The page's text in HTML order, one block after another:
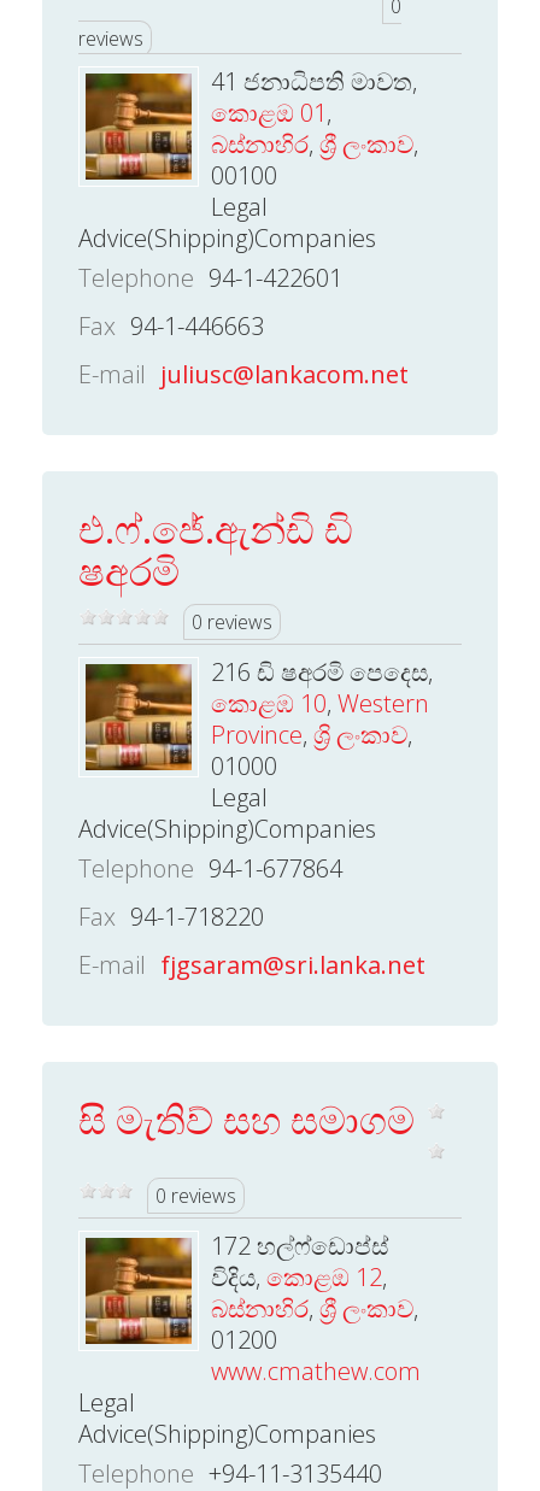
0
reviews
41 ජනාධිපති මාවත,
කොළඔ 01,
බස්නාහිර, ශ්‍රී ලංකාව,
00100
Legal
Advice(Shipping)Companies
Telephone 94-1-422601
Fax 94-1-446663
E-mail juliusc@lankacom.net
එ.ෆ්.ජේ.ඇන්ඩි ඩි
ෂඅරමි
0 reviews
216 ඩි ෂඅරමි පෙදෙස,
කොළඹ 10, Western
Province, ශ්‍රි ලංකාව,
01000
Legal
Advice(Shipping)Companies
Telephone 94-1-677864
Fax 94-1-718220
E-mail fjgsaram@sri.lanka.net
සි මැතිව් සහ සමාගම
0 reviews
172 හල්ෆ්ඩොප්ස්
විදිය, කොළඔ 12,
බස්නාහිර, ශ්‍රී ලංකාව,
01200
www.cmathew.com
Legal
Advice(Shipping)Companies
Telephone +94-11-3135440